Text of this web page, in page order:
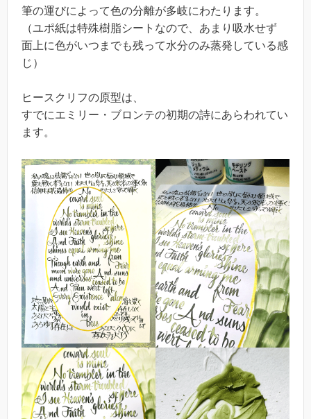
筆の運びによって色の分離が多岐にわたります。
（ユポ紙は特殊樹脂シートなので、あまり吸水せず
面上に色がいつまでも残って水分のみ蒸発している感
じ）
ヒースクリフの原型は、
すでにエミリー・ブロンテの初期の詩にあらわれてい
ます。